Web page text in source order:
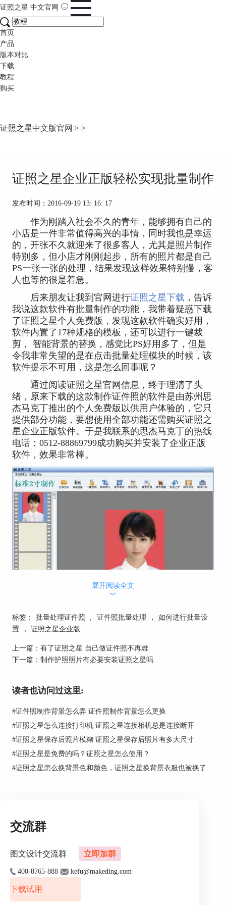
证照之星 中文官网
首页
产品
版本对比
下载
教程
购买
证照之星中文版官网 > >
证照之星企业正版轻松实现批量制作
发布时间：2016-09-19 13: 16: 17
作为刚踏入社会不久的青年，能够拥有自己的
小店是一件非常值得高兴的事情，同时我也是幸运
的，开张不久就迎来了很多客人，尤其是照片制作
特别多，但小店才刚刚起步，所有的照片都是自己
PS一张一张的处理，结果发现这样效果特别慢，客
人也等的很是着急。
后来朋友让我到官网进行证照之星下载 ，告诉
我说这款软件有批量制作的功能，我带着疑惑下载
了证照之星个人免费版，发现这款软件确实好用，
软件内置了17种规格的模板，还可以进行一键裁
剪， 智能背景的替换，感觉比PS好用多了，但是
令我非常失望的是在点击批量处理模块的时候，该
软件提示不可用，这是怎么回事呢？
通过阅读证照之星官网信息，终于理清了头
绪，原来下载的这款制作证件照的软件是由苏州思
杰马克丁推出的个人免费版以供用户体验的，它只
提供部分功能，要想使用全部功能还需购买证照之
星企业正版软件。于是我联系的思杰马克丁的热线
电话：0512-88869799成功购买并安装了企业正版
软件，效果非常棒。
图一：证照之星企业正版软件
下面具体介绍证照之星正版软件批量处理
照片的方法：
置”下的“规格设置”，对照片的大小规格进行处
理，如果模板里没有所需的规格，还可进行“添
加”、“修改”、“删除”。
二、然后，点击“批量处理”下的“批量背景替
地方根本看不出有被处理的痕迹，而PS软件会有白
色的毛边，感觉非常不舒服。
展开阅读全文
︾
标签： 批量处理证件照 ， 证件照批量处理 ，
如何进行批量设
置
， 证照之星企业版
上一篇： 有了证照之星 自己做证件照不再难
下一篇： 制作护照照片有必要安装证照之星吗
读者也访问过这里:
#证件照制作背景怎么弄 证件照制作背景怎么更换
#证照之星怎么连接打印机 证照之星连接相机总是连接断开
#证照之星保存后照片模糊 证照之星保存后照片有多大尺寸
#证照之星是免费的吗？证照之星怎么使用？
#证照之星怎么换背景色和颜色，证照之星换背景衣服也被换了
交流群
图文设计交流群 立即加群
400-8765-888 kefu@makeding.com
下载试用